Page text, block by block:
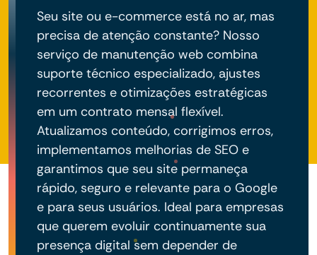
Seu site ou e-commerce está no ar, mas
precisa de atenção constante? Nosso
serviço de manutenção web combina
suporte técnico especializado, ajustes
recorrentes e otimizações estratégicas
em um contrato mensal flexível.
Atualizamos conteúdo, corrigimos erros,
implementamos melhorias de SEO e
garantimos que seu site permaneça
rápido, seguro e relevante para o Google
e para seus usuários. Ideal para empresas
que querem evoluir continuamente sua
presença digital sem depender de